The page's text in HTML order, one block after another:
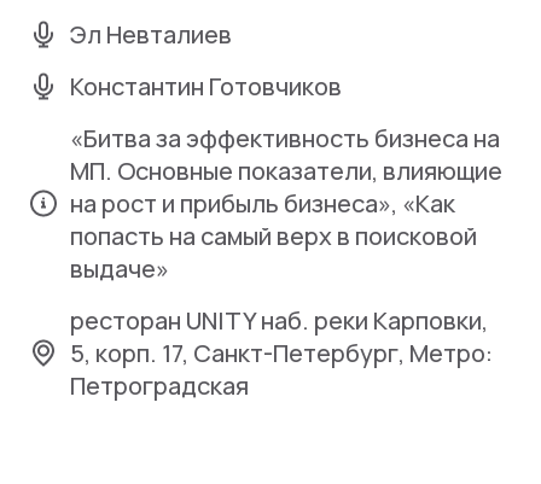
Эл Невталиев
Константин Готовчиков
«Битва за эффективность бизнеса на
МП. Основные показатели, влияющие
на рост и прибыль бизнеса», «Как
попасть на самый верх в поисковой
выдаче»
ресторан UNITY наб. реки Карповки,
5, корп. 17, Санкт-Петербург, Метро:
Петроградская